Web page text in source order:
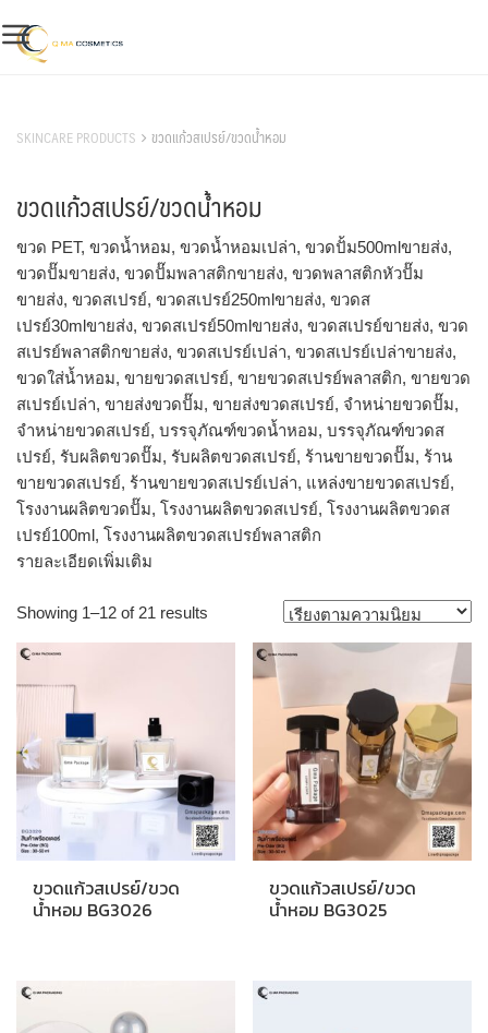
to
content
SKINCARE PRODUCTS ขวดแก้วสเปรย์/ขวดน้ำหอม
ขวดแก้วสเปรย์/ขวดน้ำหอม
ขวด PET, ขวดน้ำหอม, ขวดน้ำหอมเปล่า, ขวดปั้ม500mlขายส่ง,
ขวดปั๊มขายส่ง, ขวดปั๊มพลาสติกขายส่ง, ขวดพลาสติกหัวปั๊ม
ขายส่ง, ขวดสเปรย์, ขวดสเปรย์250mlขายส่ง, ขวดส
เปรย์30mlขายส่ง, ขวดสเปรย์50mlขายส่ง, ขวดสเปรย์ขายส่ง, ขวด
สเปรย์พลาสติกขายส่ง, ขวดสเปรย์เปล่า, ขวดสเปรย์เปล่าขายส่ง,
ขวดใส่น้ำหอม, ขายขวดสเปรย์, ขายขวดสเปรย์พลาสติก, ขายขวด
สเปรย์เปล่า, ขายส่งขวดปั๊ม, ขายส่งขวดสเปรย์, จำหน่ายขวดปั๊ม,
จำหน่ายขวดสเปรย์, บรรจุภัณฑ์ขวดน้ำหอม, บรรจุภัณฑ์ขวดส
เปรย์, รับผลิตขวดปั๊ม, รับผลิตขวดสเปรย์, ร้านขายขวดปั๊ม, ร้าน
ขายขวดสเปรย์, ร้านขายขวดสเปรย์เปล่า, แหล่งขายขวดสเปรย์,
โรงงานผลิตขวดปั๊ม, โรงงานผลิตขวดสเปรย์, โรงงานผลิตขวดส
เปรย์100ml, โรงงานผลิตขวดสเปรย์พลาสติก
รายละเอียดเพิ่มเติม
Showing 1–12 of 21 results
popularity
ขวดแก้วสเปรย์/ขวด
น้ำหอม BG3026
ขวดแก้วสเปรย์/ขวด
น้ำหอม BG3025